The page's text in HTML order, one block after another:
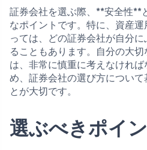
証券会社を選ぶ際、**安全性**
なポイントです。特に、資産
っては、どの証券会社が自分
ることもあります。自分の大
は、非常に慎重に考えなけれ
め、証券会社の選び方につい
とが大切です。
選ぶべきポイ